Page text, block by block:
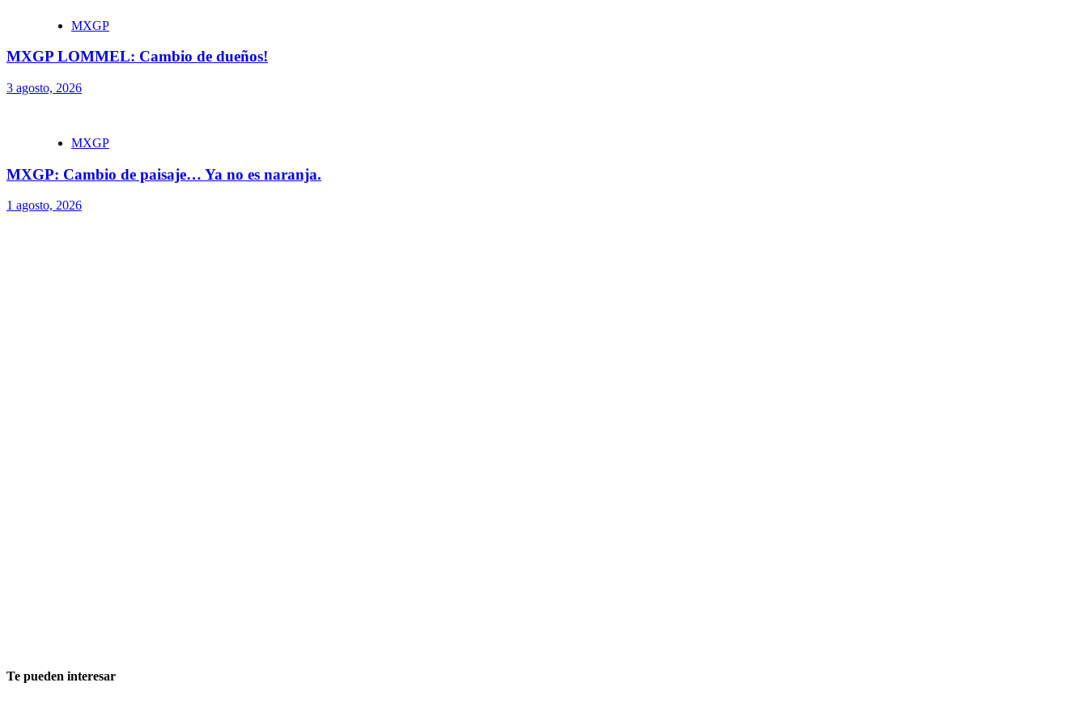
MXGP
MXGP LOMMEL: Cambio de dueños!
3 agosto, 2026
MXGP
MXGP: Cambio de paisaje… Ya no es naranja.
1 agosto, 2026
Te pueden interesar